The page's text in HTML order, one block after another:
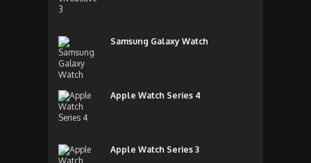
Samsung Galaxy Watch
Apple Watch Series 4
Apple Watch Series 3